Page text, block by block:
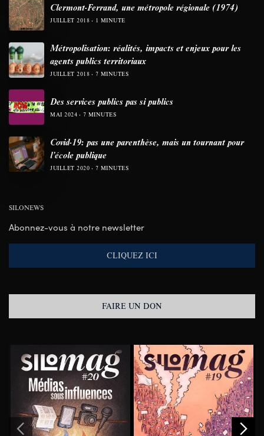
Clermont-Ferrand, une métropole régionale (1974)
JUILLET 2018 1 MINUTE
Métropolisation: réalités, impacts et enjeux pour les
agents publics territoriaux
JUILLET 2018 7 MINUTES
Des services publics pas si publics
MAI 2024 7 MINUTES
Covid-19: pas une parenthèse, mais un tournant pour
l’école publique
JUILLET 2020 7 MINUTES
SILONEWS
Abonnez-vous à notre newsletter
CLIQUEZ ICI
FAIRE UN DON